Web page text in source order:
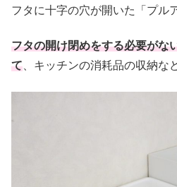
フタに十字の穴が開いた「プル
フタの開け閉めをする必要がな
て 、キッチンの消耗品の収納な